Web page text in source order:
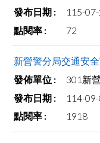
115-
72
新營警分局交通安
301新
114-09-
1918